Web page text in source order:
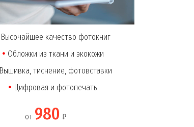
Высочайшее качество фотокниг
Обложки из ткани и экокожи
Вышивка, тиснение, фотовставки
Цифровая и фотопечать
от 980 ₽